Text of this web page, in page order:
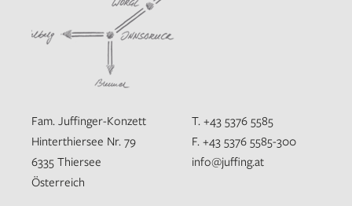
Fam. Juffinger-Konzett
Hinterthiersee Nr. 79
6335 Thiersee
Österreich
T. +43 5376 5585
F. +43 5376 5585-300
info@juffing.at